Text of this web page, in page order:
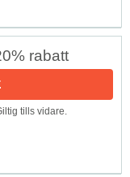
rabatt
tills vidare.